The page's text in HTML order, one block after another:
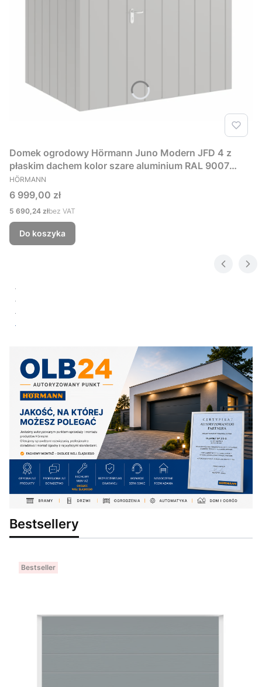
Domek ogrodowy Hörmann Juno Modern JFD 4 z
płaskim dachem kolor szare aluminium RAL 9007
229x181 cm
PRODUCENT
HÖRMANN
Cena
6 999,00 zł
Cena
5 690,24 złbez VAT
Do koszyka
Bestsellery
Bestseller